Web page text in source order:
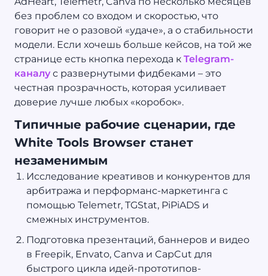
без проблем со входом и скоростью, что
говорит не о разовой «удаче», а о стабильности
модели. Если хочешь больше кейсов, на той же
странице есть кнопка перехода к Telegram-
каналус развернутыми фидбеками – это
честная прозрачность, которая усиливает
доверие лучше любых «коробок».
Типичные рабочие сценарии, где
White Tools Browser станет
незаменимым
Исследование креативов и конкурентов для
арбитража и перформанс-маркетинга с
помощью Telemetr, TGStat, PiPiADS и
смежных инструментов.
Подготовка презентаций, баннеров и видео
в Freepik, Envato, Canva и CapCut для
быстрого цикла идей-прототипов-